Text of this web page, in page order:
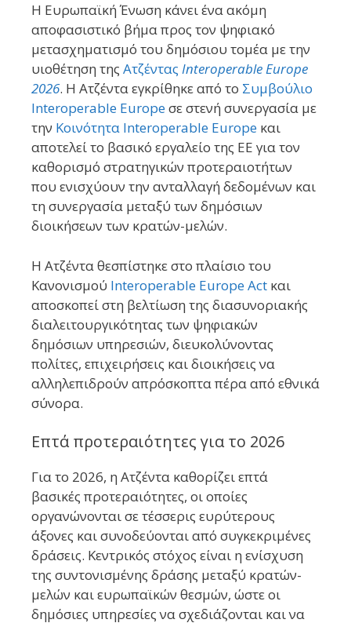
Η Ευρωπαϊκή Ένωση κάνει ένα ακόμη
αποφασιστικό βήμα προς τον ψηφιακό
μετασχηματισμό του δημόσιου τομέα με την
υιοθέτηση της Ατζέντας Interoperable Europe
2026. Η Ατζέντα εγκρίθηκε από το Συμβούλιο
Interoperable Europeσε στενή συνεργασία με
την Κοινότητα Interoperable Europe και
αποτελεί το βασικό εργαλείο της ΕΕ για τον
καθορισμό στρατηγικών προτεραιοτήτων
που ενισχύουν την ανταλλαγή δεδομένων και
τη συνεργασία μεταξύ των δημόσιων
διοικήσεων των κρατών-μελών.
Η Ατζέντα θεσπίστηκε στο πλαίσιο του
Κανονισμού Interoperable Europe Act και
αποσκοπεί στη βελτίωση της διασυνοριακής
διαλειτουργικότητας των ψηφιακών
δημόσιων υπηρεσιών, διευκολύνοντας
πολίτες, επιχειρήσεις και διοικήσεις να
αλληλεπιδρούν απρόσκοπτα πέρα από εθνικά
σύνορα.
Επτά προτεραιότητες για το 2026
Για το 2026, η Ατζέντα καθορίζει επτά
βασικές προτεραιότητες, οι οποίες
οργανώνονται σε τέσσερις ευρύτερους
άξονες και συνοδεύονται από συγκεκριμένες
δράσεις. Κεντρικός στόχος είναι η ενίσχυση
της συντονισμένης δράσης μεταξύ κρατών-
μελών και ευρωπαϊκών θεσμών, ώστε οι
δημόσιες υπηρεσίες να σχεδιάζονται και να